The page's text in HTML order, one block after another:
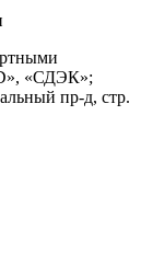
«СДЭК»;
пр-д, стр.